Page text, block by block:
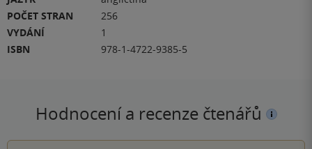
POČET STRAN
256
VYDÁNÍ
1
ISBN
978-1-4722-9385-5
Hodnocení a recenze čtenářů